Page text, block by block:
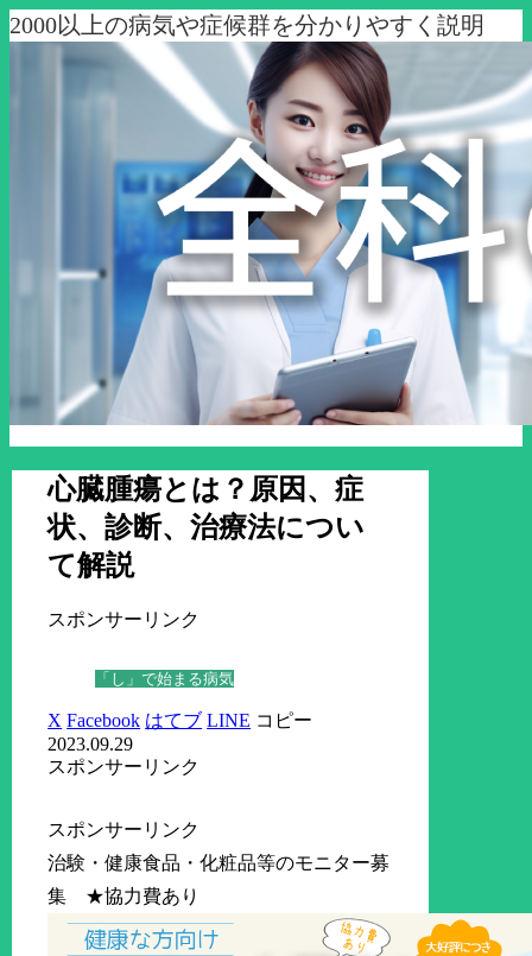
2000以上の病気や症候群を分かりやすく説明
心臓腫瘍とは？原因、症
状、診断、治療法につい
て解説
スポンサーリンク
「し」で始まる病気
X Facebook はてブ LINE コピー
2023.09.29
スポンサーリンク
スポンサーリンク
治験・健康食品・化粧品等のモニター募
集 ★協力費あり